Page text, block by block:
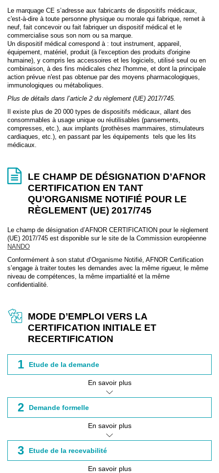
Le marquage CE s’adresse aux fabricants de dispositifs médicaux,
c'est-à-dire à toute personne physique ou morale qui fabrique, remet à
neuf, fait concevoir ou fait fabriquer un dispositif médical et le
commercialise sous son nom ou sa marque.
Un dispositif médical correspond à : tout instrument, appareil,
équipement, matériel, produit (à l'exception des produits d'origine
humaine), y compris les accessoires et les logiciels, utilisé seul ou en
combinaison, à des fins médicales chez l'homme, et dont la principale
action prévue n'est pas obtenue par des moyens pharmacologiques,
immunologiques ou métaboliques.
Plus de détails dans l’article 2 du règlement (UE) 2017/745.
Il existe plus de 20 000 types de dispositifs médicaux, allant des
consommables à usage unique ou réutilisables (pansements,
compresses, etc.), aux implants (prothèses mammaires, stimulateurs
cardiaques, etc.), en passant par les équipements tels que les lits
médicaux.
LE CHAMP DE DÉSIGNATION D’AFNOR
CERTIFICATION EN TANT
QU’ORGANISME NOTIFIÉ POUR LE
RÈGLEMENT (UE) 2017/745
Le champ de désignation d’AFNOR CERTIFICATION pour le règlement
(UE) 2017/745 est disponible sur le site de la Commission européenne
NANDO
Conformément à son statut d’Organisme Notifié, AFNOR Certification
s’engage à traiter toutes les demandes avec la même rigueur, le même
niveau de compétences, la même impartialité et la même
confidentialité.
MODE D’EMPLOI VERS LA
CERTIFICATION INITIALE ET
RECERTIFICATION
1 Etude de la demande
En savoir plus
2 Demande formelle
En savoir plus
3 Etude de la recevabilité
En savoir plus